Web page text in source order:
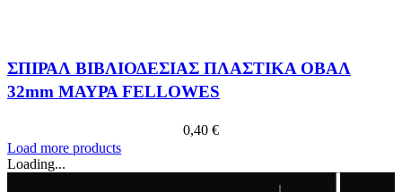
ΣΠΙΡΑΛ ΒΙΒΛΙΟΔΕΣΙΑΣ ΠΛΑΣΤΙΚΑ ΟΒΑΛ
32mm ΜΑΥΡΑ FELLOWES
0,40 €
Load more products
Loading...